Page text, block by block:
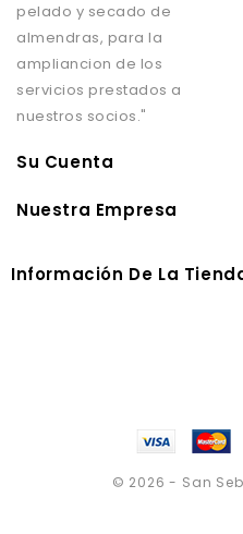
pelado y secado de
almendras, para la
ampliancion de los
servicios prestados a
nuestros socios."
Su Cuenta
Nuestra Empresa
Información De La
© 2026 - San